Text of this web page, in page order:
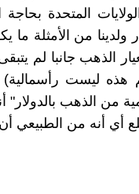
المتحدة بحاجة
ولدينا من الأمثلة
الذهب جانبا لم
هذه ليست
من الذهب بالدولار"
أي أنه من الطبيعي